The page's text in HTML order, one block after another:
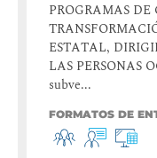
PROGRAMAS
ESTATAL,
LAS PERSONAS
subve...
FORMATOS DE